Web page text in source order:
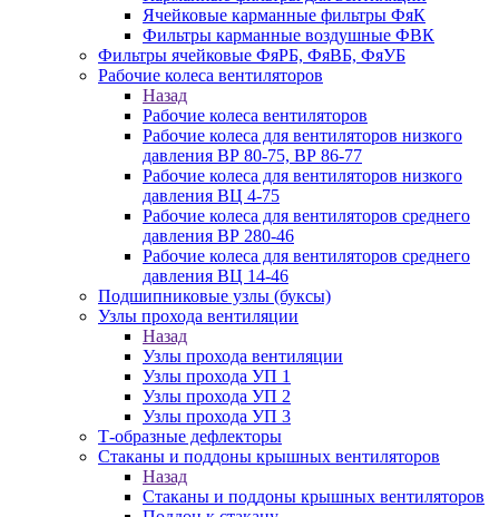
Ячейковые карманные фильтры ФяК
Фильтры карманные воздушные ФВК
Фильтры ячейковые ФяРБ, ФяВБ, ФяУБ
Рабочие колеса вентиляторов
Назад
Рабочие колеса вентиляторов
Рабочие колеса для вентиляторов низкого
давления ВР 80-75, ВР 86-77
Рабочие колеса для вентиляторов низкого
давления ВЦ 4-75
Рабочие колеса для вентиляторов среднего
давления ВР 280-46
Рабочие колеса для вентиляторов среднего
давления ВЦ 14-46
Подшипниковые узлы (буксы)
Узлы прохода вентиляции
Назад
Узлы прохода вентиляции
Узлы прохода УП 1
Узлы прохода УП 2
Узлы прохода УП 3
Т-образные дефлекторы
Стаканы и поддоны крышных вентиляторов
Назад
Стаканы и поддоны крышных вентиляторов